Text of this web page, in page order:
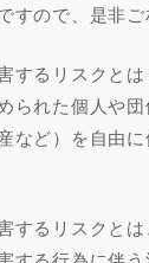
すので、是非ご
するリスクとは
られた個人や
など）を自由
するリスクと